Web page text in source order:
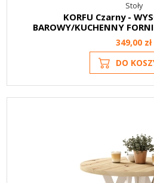
Stoły
KORFU Czarny -
BAROWY/KUCHENNY
349,00 zł
DO